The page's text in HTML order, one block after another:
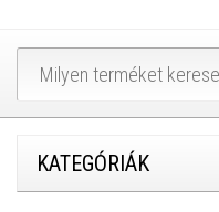
KATEGÓRIÁK